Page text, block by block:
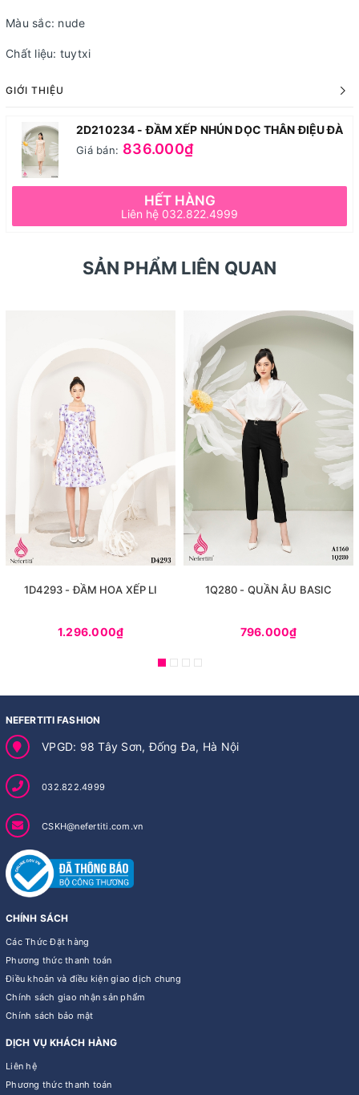
Màu sắc: nude
Chất liệu: tuytxi
GIỚI THIỆU
2D210234 - ĐẦM XẾP NHÚN DỌC THÂN ĐIỆU ĐÀ
Giá bán: 836.000₫
HẾT HÀNG
Liên hệ 032.822.4999
SẢN PHẨM LIÊN QUAN
1D4293 - ĐẦM HOA XẾP LI
1.296.000₫
1Q280 - QUẦN ÂU BASIC
796.000₫
NEFERTITI FASHION
VPGD: 98 Tây Sơn, Đống Đa, Hà Nội
032.822.4999
CSKH@nefertiti.com.vn
CHÍNH SÁCH
Các Thức Đặt hàng
Phương thức thanh toán
Điều khoản và điều kiện giao dịch chung
Chính sách giao nhận sản phẩm
Chính sách bảo mật
DỊCH VỤ KHÁCH HÀNG
Liên hệ
Phương thức thanh toán